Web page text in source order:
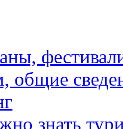
общие
знать